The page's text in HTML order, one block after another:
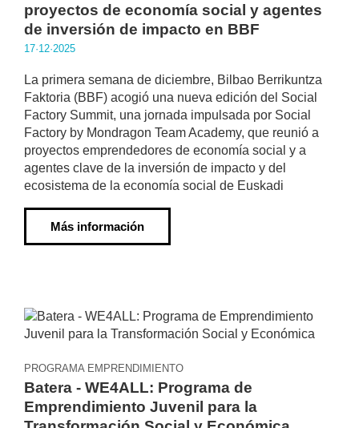
proyectos de economía social y agentes
de inversión de impacto en BBF
17·12·2025
La primera semana de diciembre, Bilbao Berrikuntza
Faktoria (BBF) acogió una nueva edición del Social
Factory Summit, una jornada impulsada por Social
Factory by Mondragon Team Academy, que reunió a
proyectos emprendedores de economía social y a
agentes clave de la inversión de impacto y del
ecosistema de la economía social de Euskadi
Más información
PROGRAMA EMPRENDIMIENTO
Batera - WE4ALL: Programa de
Emprendimiento Juvenil para la